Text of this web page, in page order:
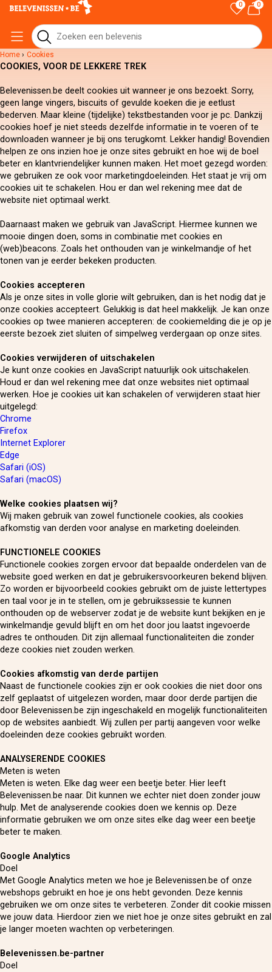
0 0
Home › Cookies
COOKIES, VOOR DE LEKKERE TREK
Belevenissen.be deelt cookies uit wanneer je ons bezoekt. Sorry,
geen lange vingers, biscuits of gevulde koeken die je eetlust
bederven. Maar kleine (tijdelijke) tekstbestanden voor je pc. Dankzij
cookies hoef je niet steeds dezelfde informatie in te voeren of te
downloaden wanneer je bij ons terugkomt. Lekker handig! Bovendien
helpen ze ons inzien hoe je onze sites gebruikt en hoe wij de boel
beter en klantvriendelijker kunnen maken. Het moet gezegd worden:
we gebruiken ze ook voor marketingdoeleinden. Het staat je vrij om
cookies uit te schakelen. Hou er dan wel rekening mee dat de
website niet optimaal werkt.
Daarnaast maken we gebruik van JavaScript. Hiermee kunnen we
mooie dingen doen, soms in combinatie met cookies en
(web)beacons. Zoals het onthouden van je winkelmandje of het
tonen van je eerder bekeken producten.
Cookies accepteren
Als je onze sites in volle glorie wilt gebruiken, dan is het nodig dat je
onze cookies accepteert. Gelukkig is dat heel makkelijk. Je kan onze
cookies op twee manieren accepteren: de cookiemelding die je op je
eerste bezoek ziet sluiten of simpelweg verdergaan op onze sites.
Cookies verwijderen of uitschakelen
Je kunt onze cookies en JavaScript natuurlijk ook uitschakelen.
Houd er dan wel rekening mee dat onze websites niet optimaal
werken. Hoe je cookies uit kan schakelen of verwijderen staat hier
uitgelegd:
Chrome
Firefox
Internet Explorer
Edge
Safari (iOS)
Safari (macOS)
Welke cookies plaatsen wij?
Wij maken gebruik van zowel functionele cookies, als cookies
afkomstig van derden voor analyse en marketing doeleinden.
FUNCTIONELE COOKIES
Functionele cookies zorgen ervoor dat bepaalde onderdelen van de
website goed werken en dat je gebruikersvoorkeuren bekend blijven.
Zo worden er bijvoorbeeld cookies gebruikt om de juiste lettertypes
en taal voor je in te stellen, om je gebruikssessie te kunnen
onthouden op de webserver zodat je de website kunt bekijken en je
winkelmandje gevuld blijft en om het door jou laatst ingevoerde
adres te onthouden. Dit zijn allemaal functionaliteiten die zonder
deze cookies niet zouden werken.
Cookies afkomstig van derde partijen
Naast de functionele cookies zijn er ook cookies die niet door ons
zelf geplaatst of uitgelezen worden, maar door derde partijen die
door Belevenissen.be zijn ingeschakeld en mogelijk functionaliteiten
op de websites aanbiedt. Wij zullen per partij aangeven voor welke
doeleinden deze cookies gebruikt worden.
ANALYSERENDE COOKIES
Meten is weten
Meten is weten. Elke dag weer een beetje beter. Hier leeft
Belevenissen.be naar. Dit kunnen we echter niet doen zonder jouw
hulp. Met de analyserende cookies doen we kennis op. Deze
informatie gebruiken we om onze sites elke dag weer een beetje
beter te maken.
Google Analytics
Doel
Met Google Analytics meten we hoe je Belevenissen.be of onze
webshops gebruikt en hoe je ons hebt gevonden. Deze kennis
gebruiken we om onze sites te verbeteren. Zonder dit cookie missen
we jouw data. Hierdoor zien we niet hoe je onze sites gebruikt en zal
je langer moeten wachten op verbeteringen.
Belevenissen.be-partner
Doel